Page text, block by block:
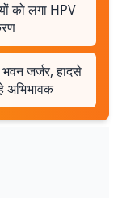
को लगा HPV
भवन जर्जर, हादसे
अभिभावक